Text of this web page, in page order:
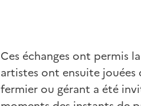
Ces échanges ont permis
artistes ont ensuite
fermier ou gérant a été